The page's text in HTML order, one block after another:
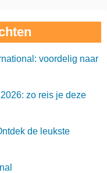
voordelig naar
zo reis je deze
de leukste